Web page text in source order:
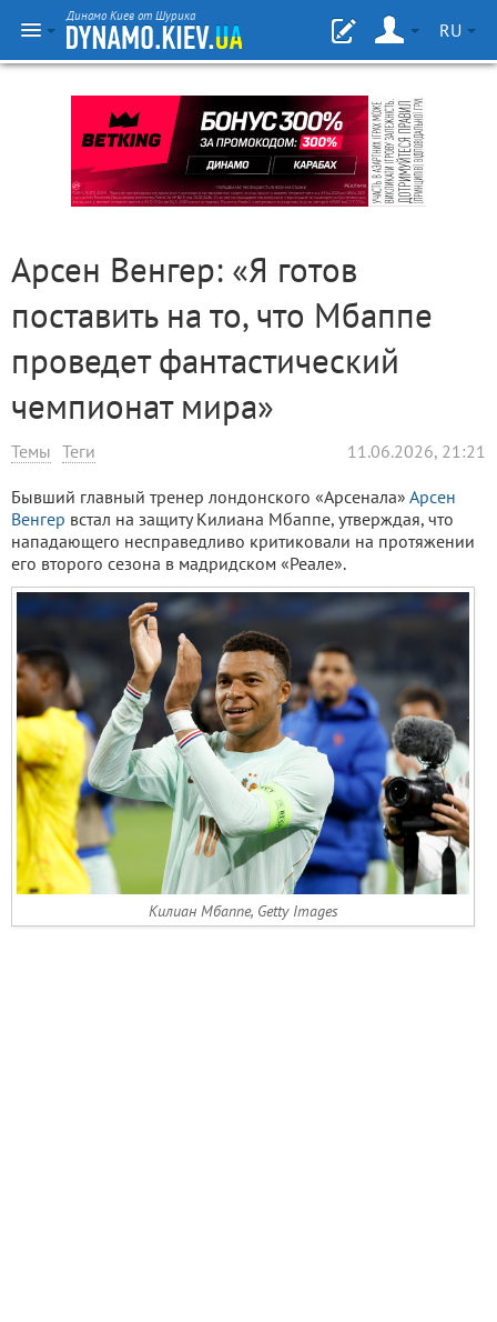
Динамо Киев от Шурика
RU
Арсен Венгер: «Я готов
поставить на то, что Мбаппе
проведет фантастический
чемпионат мира»
Темы Теги 11.06.2026, 21:21
Бывший главный тренер лондонского «Арсенала» Арсен
Венгер встал на защиту Килиана Мбаппе, утверждая, что
нападающего несправедливо критиковали на протяжении
его второго сезона в мадридском «Реале».
Килиан Мбаппе, Getty Images